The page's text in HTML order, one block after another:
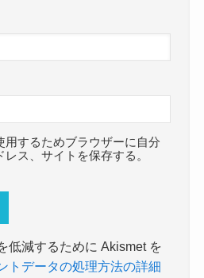
用するためブラウザーに自分
ス、サイトを保存する。
低減するために Akismet を
トデータの処理方法の詳細